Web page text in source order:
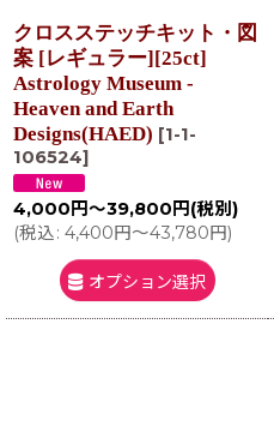
クロスステッチキット・図
案 [レギュラー][25ct]
Astrology Museum -
Heaven and Earth
Designs(HAED) [1-1-
106524]
4,000 円～39,800 円 (税別)
(税込: 4,400円～43,780円)
オプション選択